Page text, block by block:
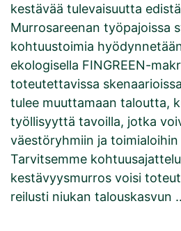
kestävää tulevaisuutta
Murrosareenan työpajoissa
kohtuustoimia
ekologisella FINGREEN-
toteutettavissa
tulee muuttamaan taloutta,
työllisyyttä tavoilla, jotka
väestöryhmiin ja
Tarvitsemme
kestävyysmurros voisi
reilusti niukan talouskasvun